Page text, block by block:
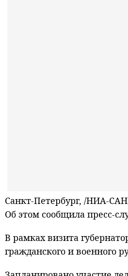
Санкт-Петербург, /НИА-
Об этом сообщила пресс-
В рамках визита
гражданского и военного